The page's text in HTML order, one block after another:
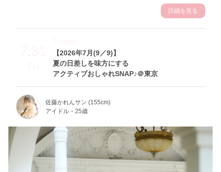
詳細を見る
7.31
Fri
【2026年7月(9／9)】
夏の日差しを味方にする
アクティブおしゃれSNAP♪＠東京
Theme
佐藤かれんサン (155cm)
アイドル・25歳